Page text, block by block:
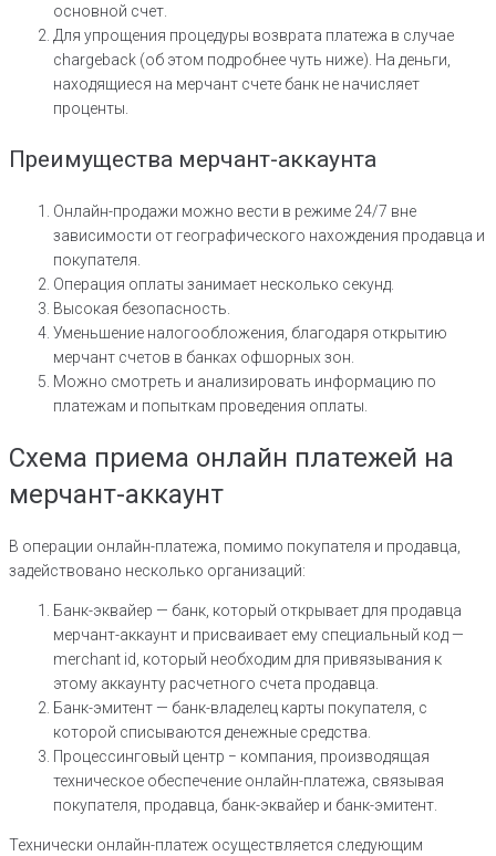
основной счет.
Для упрощения процедуры возврата платежа в случае
chargeback (об этом подробнее чуть ниже). На деньги,
находящиеся на мерчант счете банк не начисляет
проценты.
Преимущества мерчант-аккаунта
Онлайн-продажи можно вести в режиме 24/7 вне
зависимости от географического нахождения продавца и
покупателя.
Операция оплаты занимает несколько секунд.
Высокая безопасность.
Уменьшение налогообложения, благодаря открытию
мерчант счетов в банках офшорных зон.
Можно смотреть и анализировать информацию по
платежам и попыткам проведения оплаты.
Схема приема онлайн платежей на
мерчант-аккаунт
В операции онлайн-платежа, помимо покупателя и продавца,
задействовано несколько организаций:
Банк-эквайер — банк, который открывает для продавца
мерчант-аккаунт и присваивает ему специальный код —
merchant id, который необходим для привязывания к
этому аккаунту расчетного счета продавца.
Банк-эмитент — банк-владелец карты покупателя, с
которой списываются денежные средства.
Процессинговый центр − компания, производящая
техническое обеспечение онлайн-платежа, связывая
покупателя, продавца, банк-эквайер и банк-эмитент.
Технически онлайн-платеж осуществляется следующим